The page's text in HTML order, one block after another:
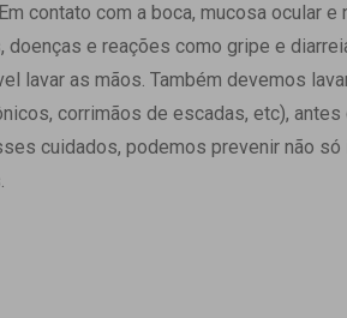
contato com a boca, mucosa ocular e
e reações como gripe e
lavar as mãos. Também devemos
corrimãos de escadas, etc), antes
cuidados, podemos prevenir não